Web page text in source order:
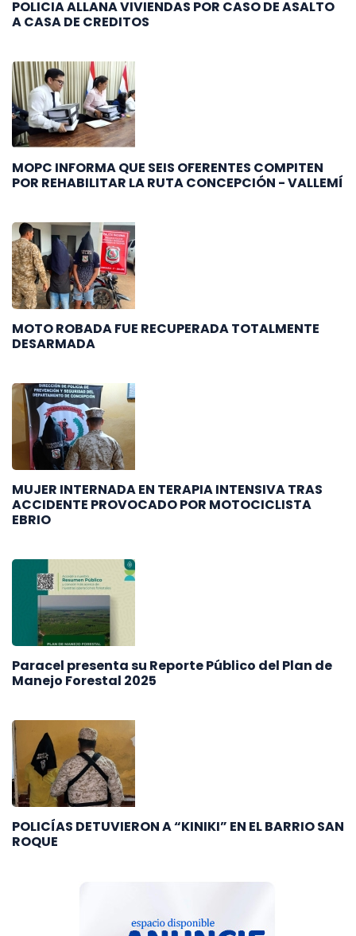
POLICIA ALLANA VIVIENDAS POR CASO DE ASALTO
A CASA DE CREDITOS
MOPC INFORMA QUE SEIS OFERENTES COMPITEN
POR REHABILITAR LA RUTA CONCEPCIÓN - VALLEMÍ
MOTO ROBADA FUE RECUPERADA TOTALMENTE
DESARMADA
MUJER INTERNADA EN TERAPIA INTENSIVA TRAS
ACCIDENTE PROVOCADO POR MOTOCICLISTA
EBRIO
Paracel presenta su Reporte Público del Plan de
Manejo Forestal 2025
POLICÍAS DETUVIERON A “KINIKI” EN EL BARRIO SAN
ROQUE